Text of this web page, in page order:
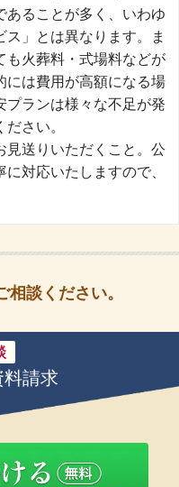
あることが多く、いわゆ
ス」とは異なります。ま
も火葬料・式場料などが
には費用が高額になる場
プランは様々な不足が発
さい。
見送りいただくこと。公
対応いたしますので、
談ください。
請求